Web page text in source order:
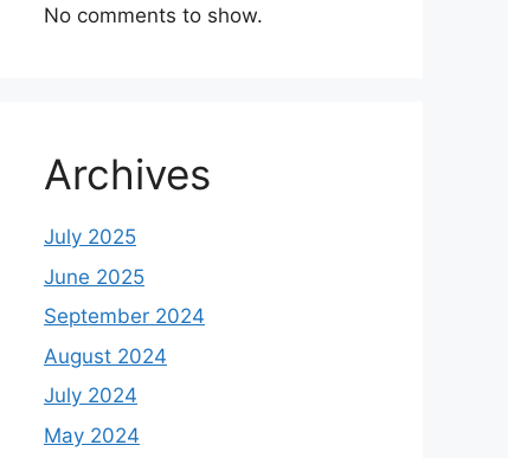
No comments to show.
Archives
July 2025
June 2025
September 2024
August 2024
July 2024
May 2024